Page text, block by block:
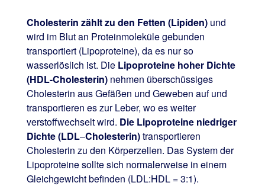
Cholesterin zählt zu den Fetten (Lipiden)und
wird im Blut an Proteinmoleküle gebunden
transportiert (Lipoproteine), da es nur so
wasserlöslich ist. Die Lipoproteine hoher Dichte
(HDL-Cholesterin)nehmen überschüssiges
Cholesterin aus Gefäßen und Geweben auf und
transportieren es zur Leber, wo es weiter
verstoffwechselt wird. Die Lipoproteine niedriger
Dichte (LDL–Cholesterin)transportieren
Cholesterin zu den Körperzellen. Das System der
Lipoproteine sollte sich normalerweise in einem
Gleichgewicht befinden (LDL:HDL = 3:1).